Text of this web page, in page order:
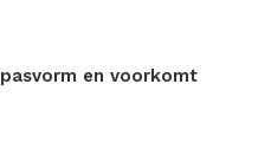
en voorkomt